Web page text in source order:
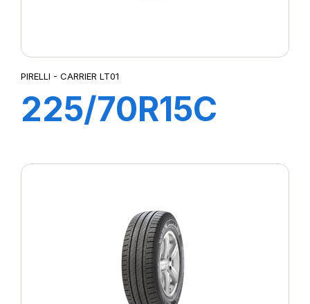
PIRELLI - CARRIER LT01
225/70R15C